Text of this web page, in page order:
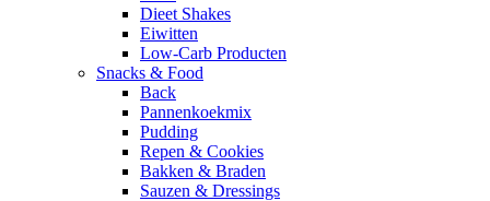
Dieet Shakes
Eiwitten
Low-Carb Producten
Snacks & Food
Back
Pannenkoekmix
Pudding
Repen & Cookies
Bakken & Braden
Sauzen & Dressings